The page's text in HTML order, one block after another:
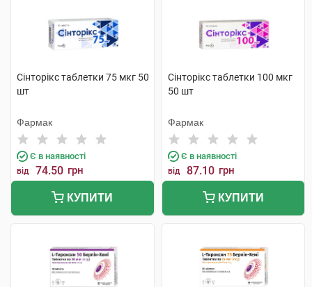
Сінторікс таблетки 75 мкг 50
шт
Фармак
Є в наявності
від 74.50 грн
КУПИТИ
Сінторікс таблетки 100 мкг
50 шт
Фармак
Є в наявності
від 87.10 грн
КУПИТИ